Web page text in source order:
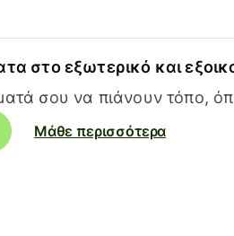
στο εξωτερικό και
σου να πιάνουν τόπο,
Μάθε περισσότερα